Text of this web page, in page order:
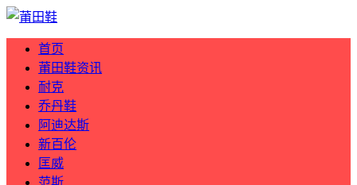
首页
莆田鞋资讯
耐克
乔丹鞋
阿迪达斯
新百伦
匡威
范斯